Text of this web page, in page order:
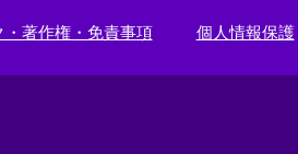
・著作権・免責事項 個人情報保護